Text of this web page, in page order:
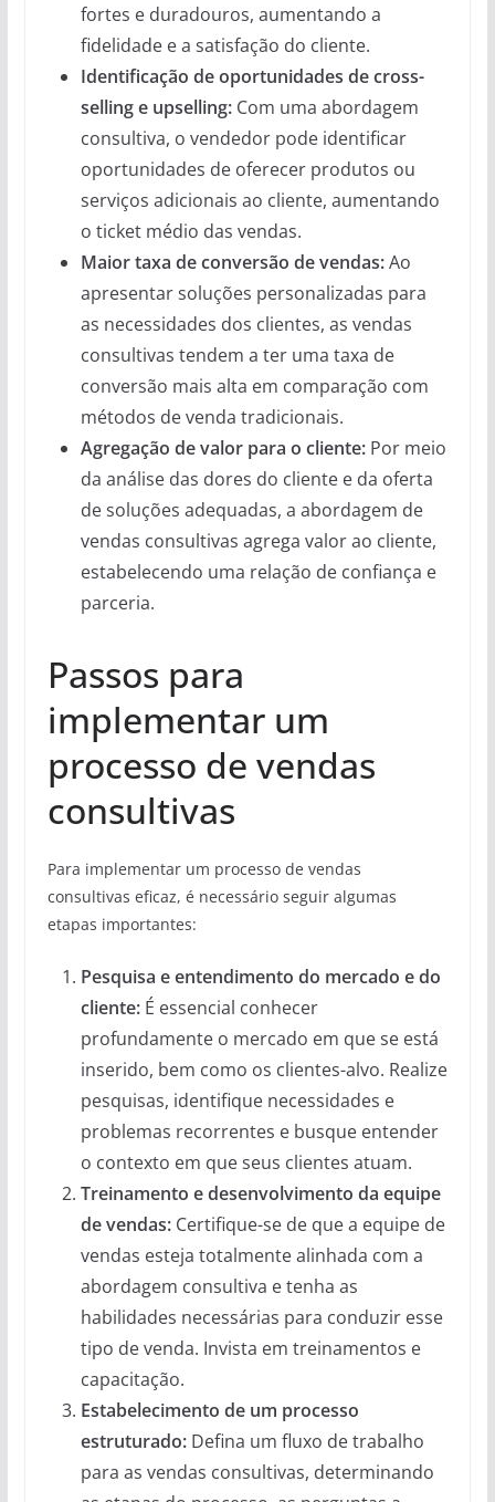
fortes e duradouros, aumentando a
fidelidade e a satisfação do cliente.
Identificação de oportunidades de cross-
selling e upselling:Com uma abordagem
consultiva, o vendedor pode identificar
oportunidades de oferecer produtos ou
serviços adicionais ao cliente, aumentando
o ticket médio das vendas.
Maior taxa de conversão de vendas:Ao
apresentar soluções personalizadas para
as necessidades dos clientes, as vendas
consultivas tendem a ter uma taxa de
conversão mais alta em comparação com
métodos de venda tradicionais.
Agregação de valor para o cliente:Por meio
da análise das dores do cliente e da oferta
de soluções adequadas, a abordagem de
vendas consultivas agrega valor ao cliente,
estabelecendo uma relação de confiança e
parceria.
Passos para
implementar um
processo de vendas
consultivas
Para implementar um processo de vendas
consultivas eficaz, é necessário seguir algumas
etapas importantes:
Pesquisa e entendimento do mercado e do
cliente:É essencial conhecer
profundamente o mercado em que se está
inserido, bem como os clientes-alvo. Realize
pesquisas, identifique necessidades e
problemas recorrentes e busque entender
o contexto em que seus clientes atuam.
Treinamento e desenvolvimento da equipe
de vendas:Certifique-se de que a equipe de
vendas esteja totalmente alinhada com a
abordagem consultiva e tenha as
habilidades necessárias para conduzir esse
tipo de venda. Invista em treinamentos e
capacitação.
Estabelecimento de um processo
estruturado:Defina um fluxo de trabalho
para as vendas consultivas, determinando